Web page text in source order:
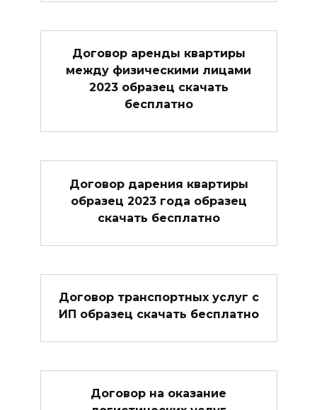
Договор аренды квартиры
между физическими лицами
2023 образец скачать
бесплатно
Договор дарения квартиры
образец 2023 года образец
скачать бесплатно
Договор транспортных услуг с
ИП образец скачать бесплатно
Договор на оказание